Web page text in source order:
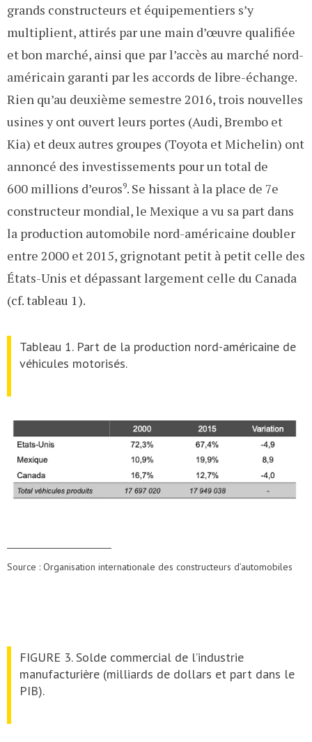
grands constructeurs et équipementiers s’y
multiplient, attirés par une main d’œuvre qualifiée
et bon marché, ainsi que par l’accès au marché nord-
américain garanti par les accords de libre-échange.
Rien qu’au deuxième semestre 2016, trois nouvelles
usines y ont ouvert leurs portes (Audi, Brembo et
Kia) et deux autres groupes (Toyota et Michelin) ont
annoncé des investissements pour un total de
600 millions d’euros9. Se hissant à la place de 7e
constructeur mondial, le Mexique a vu sa part dans
la production automobile nord-américaine doubler
entre 2000 et 2015, grignotant petit à petit celle des
États-Unis et dépassant largement celle du Canada
(cf. tableau 1).
Tableau 1. Part de la production nord-américaine de
véhicules motorisés.
Source : Organisation internationale des constructeurs d’automobiles
FIGURE 3. Solde commercial de l’industrie
manufacturière (milliards de dollars et part dans le
PIB).